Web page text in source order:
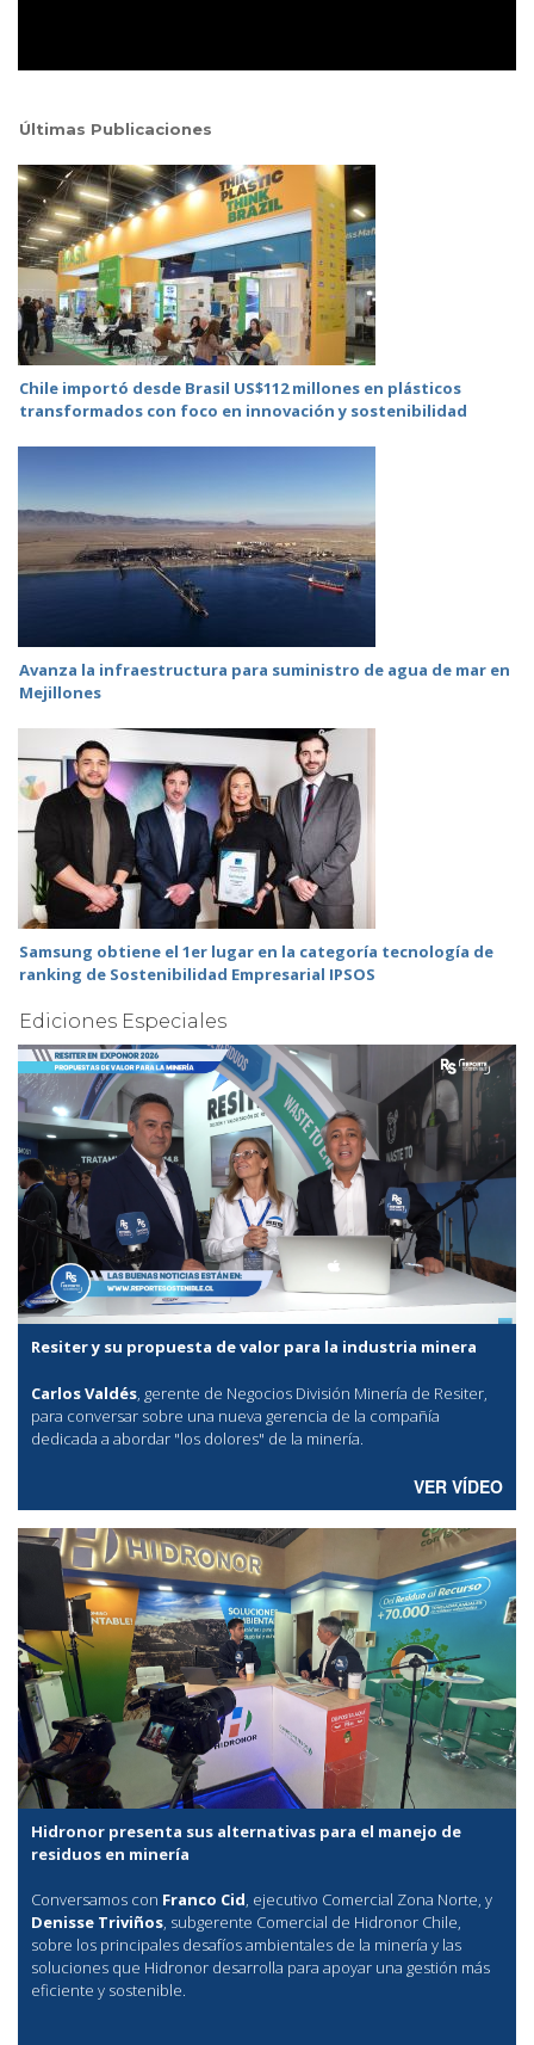
Últimas Publicaciones
Chile importó desde Brasil US$112 millones en plásticos
transformados con foco en innovación y sostenibilidad
Avanza la infraestructura para suministro de agua de mar en
Mejillones
Samsung obtiene el 1er lugar en la categoría tecnología de
ranking de Sostenibilidad Empresarial IPSOS
Ediciones Especiales
Resiter y su propuesta de valor para la industria minera
Carlos Valdés, gerente de Negocios División Minería de Resiter,
para conversar sobre una nueva gerencia de la compañía
dedicada a abordar "los dolores" de la minería.
VER VÍDEO
Hidronor presenta sus alternativas para el manejo de
residuos en minería
Conversamos con Franco Cid, ejecutivo Comercial Zona Norte, y
Denisse Triviños, subgerente Comercial de Hidronor Chile,
sobre los principales desafíos ambientales de la minería y las
soluciones que Hidronor desarrolla para apoyar una gestión más
eficiente y sostenible.